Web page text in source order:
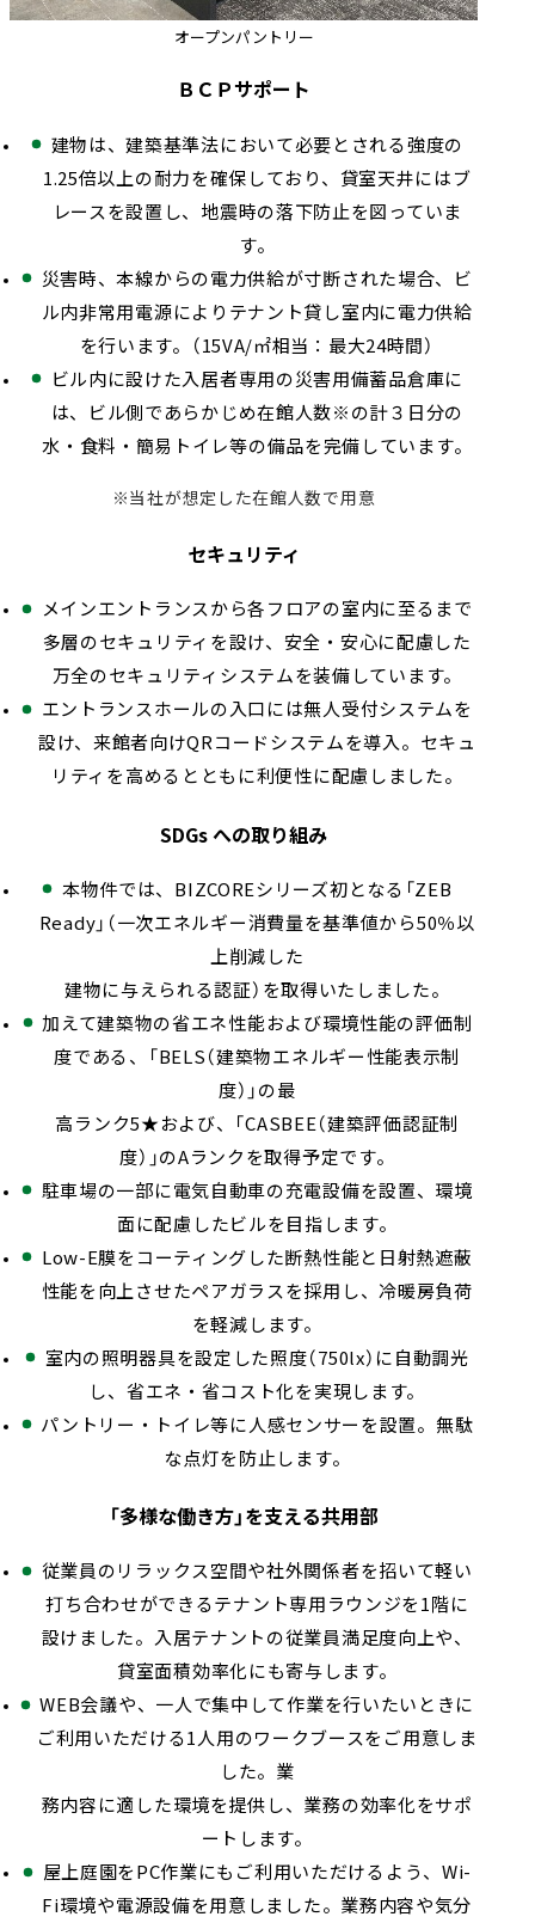
オープンパントリー
ＢＣＰサポート
建物は、建築基準法において必要とされる強度の
1.25倍以上の耐力を確保しており、貸室天井にはブ
レースを設置し、地震時の落下防止を図っていま
す。
災害時、本線からの電力供給が寸断された場合、ビ
ル内非常用電源によりテナント貸し室内に電力供給
を行います。（15VA/㎡相当：最大24時間）
ビル内に設けた入居者専用の災害用備蓄品倉庫に
は、ビル側であらかじめ在館人数※の計３日分の
水・食料・簡易トイレ等の備品を完備しています。
※当社が想定した在館人数で用意
セキュリティ
メインエントランスから各フロアの室内に至るまで
多層のセキュリティを設け、安全・安心に配慮した
万全のセキュリティシステムを装備しています。
エントランスホールの入口には無人受付システムを
設け、来館者向けQRコードシステムを導入。セキュ
リティを高めるとともに利便性に配慮しました。
SDGs への取り組み
本物件では、BIZCOREシリーズ初となる「ZEB
Ready」（一次エネルギー消費量を基準値から50％以
上削減した
建物に与えられる認証）を取得いたしました。
加えて建築物の省エネ性能および環境性能の評価制
度である、「BELS（建築物エネルギー性能表示制
度）」の最
高ランク5★および、「CASBEE（建築評価認証制
度）」のAランクを取得予定です。
駐車場の一部に電気自動車の充電設備を設置、環境
面に配慮したビルを目指します。
Low-E膜をコーティングした断熱性能と日射熱遮蔽
性能を向上させたペアガラスを採用し、冷暖房負荷
を軽減します。
室内の照明器具を設定した照度（750lx）に自動調光
し、省エネ・省コスト化を実現します。
パントリー・トイレ等に人感センサーを設置。無駄
な点灯を防止します。
「多様な働き方」を支える共用部
従業員のリラックス空間や社外関係者を招いて軽い
打ち合わせができるテナント専用ラウンジを1階に
設けました。入居テナントの従業員満足度向上や、
貸室面積効率化にも寄与します。
WEB会議や、一人で集中して作業を行いたいときに
ご利用いただける1人用のワークブースをご用意しま
した。業
務内容に適した環境を提供し、業務の効率化をサポ
ートします。
屋上庭園をPC作業にもご利用いただけるよう、Wi-
Fi環境や電源設備を用意しました。業務内容や気分